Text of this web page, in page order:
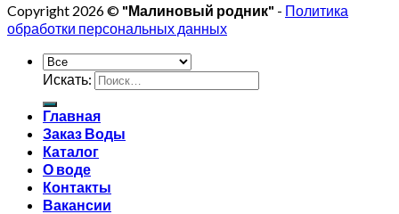
Copyright 2026 © "Малиновый родник" - Политика
обработки персональных данных
Искать:
Главная
Заказ Воды
Каталог
О воде
Контакты
Вакансии